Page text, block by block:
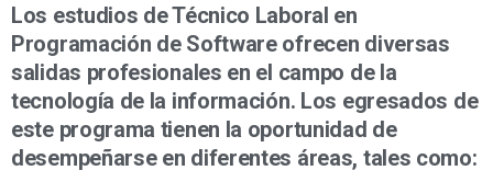
Los estudios de Técnico Laboral en
Programación de Software ofrecen diversas
salidas profesionales en el campo de la
tecnología de la información. Los egresados de
este programa tienen la oportunidad de
desempeñarse en diferentes áreas, tales como: